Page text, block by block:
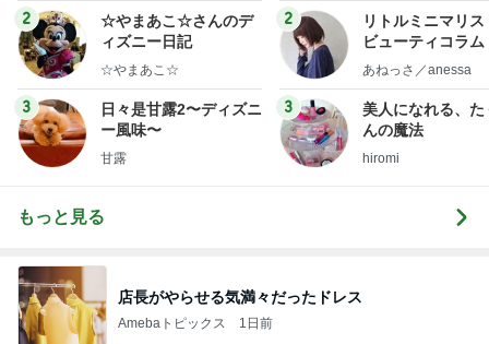
ログ
2
☆やまあこ☆さんのデ
ィズニー日記
☆やまあこ☆
3
日々是甘露2〜ディズニ
ー風味〜
甘露
2
リトルミニマリス
ビューティコラ
little
あねっさ／anessa
3
美人になれる、た
んの魔法
hiromi
もっと見る
店長がやらせる気満々だったドレス
Amebaトピックス 1日前